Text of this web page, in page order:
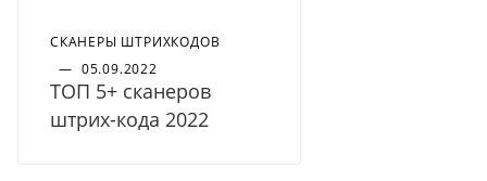
СКАНЕРЫ ШТРИХКОДОВ
— 05.09.2022
ТОП 5+ сканеров
штрих-кода 2022